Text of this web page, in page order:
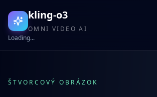
kling-o3
OMNI VIDEO AI
Loading...
ŠTVORCOVÝ OBRÁZOK